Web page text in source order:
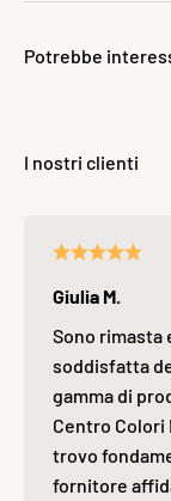
Giulia M.
Sono rimasta
soddisfatta
gamma di
Centro
trovo
fornitore